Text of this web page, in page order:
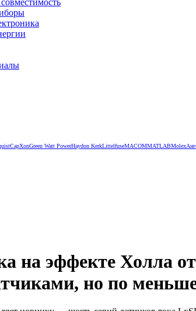
CapXonGreen Watt PowerHaydon KerkLittelfuseMACOMMATLABMolex
на эффекте Холла
но по